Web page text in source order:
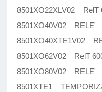
8501XO22XLV02 RelT
8501XO40V02 RELE'
8501XO40XTE1V02
8501XO62V02 RelT
8501XO80V02 RELE'
8501XTE1